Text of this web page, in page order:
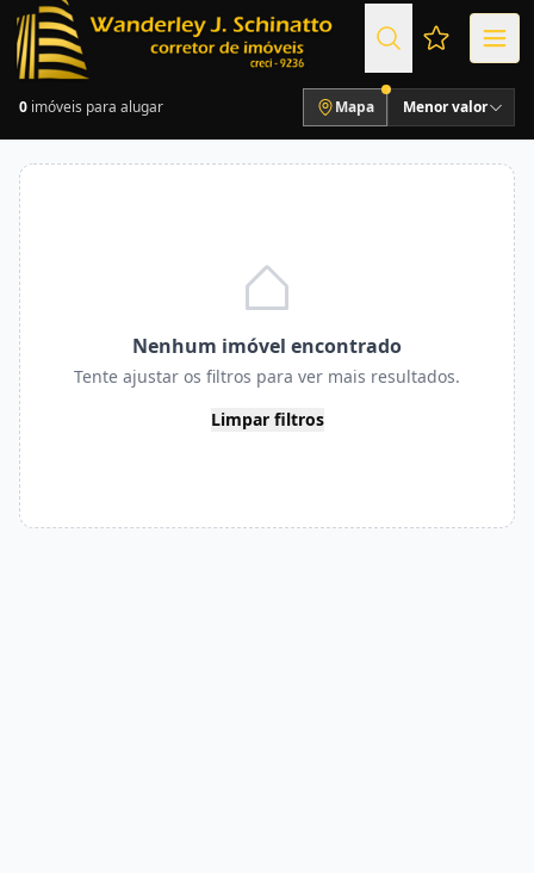
Favoritos
0 imóveis para alugar Mapa Menor valor
Nenhum imóvel encontrado
Tente ajustar os filtros para ver mais resultados.
Limpar filtros